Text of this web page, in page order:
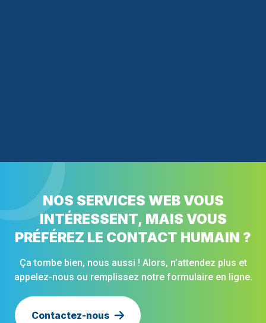
NOS SERVICES WEB VOUS
INTÉRESSENT, MAIS VOUS
PRÉFÉREZ LE CONTACT HUMAIN ?
Ça tombe bien, nous aussi ! Alors, n’attendez plus et
appelez-nous ou remplissez notre formulaire en ligne.
Contactez-nous